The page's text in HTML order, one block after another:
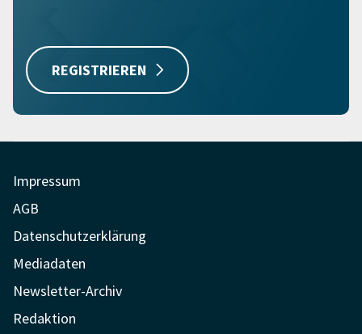
REGISTRIEREN
Impressum
AGB
Datenschutzerklärung
Mediadaten
Newsletter-Archiv
Redaktion